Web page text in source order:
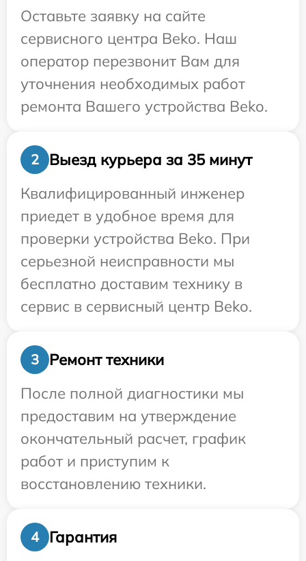
Оставьте заявку на сайте
сервисного центра Beko. Наш
оператор перезвонит Вам для
уточнения необходимых работ
ремонта Вашего устройства Beko.
2
Выезд курьера за 35 минут
Квалифицированный инженер
приедет в удобное время для
проверки устройства Beko. При
серьезной неисправности мы
бесплатно доставим технику в
сервис в сервисный центр Beko.
3
Ремонт техники
После полной диагностики мы
предоставим на утверждение
окончательный расчет, график
работ и приступим к
восстановлению техники.
4 Гарантия